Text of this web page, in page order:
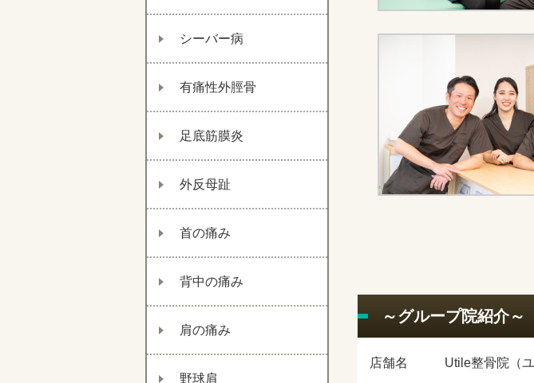
シーバー病
有痛性外脛骨
足底筋膜炎
外反母趾
首の痛み
背中の痛み
肩の痛み
野球肩
～グループ院紹介～
店舗名 Utile整骨院（